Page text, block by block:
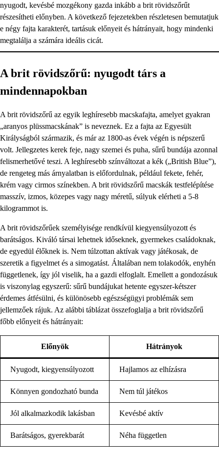
nyugodt, kevésbé mozgékony gazda inkább a brit rövidszőrűt
részesítheti előnyben. A következő fejezetekben részletesen bemutatjuk
e négy fajta karakterét, tartásuk előnyeit és hátrányait, hogy mindenki
megtalálja a számára ideális cicát.
A brit rövidszőrű: nyugodt társ a
mindennapokban
A brit rövidszőrű az egyik leghíresebb macskafajta, amelyet gyakran
„aranyos plüssmacskának” is neveznek. Ez a fajta az Egyesült
Királyságból származik, és már az 1800-as évek végén is népszerű
volt. Jellegzetes kerek feje, nagy szemei és puha, sűrű bundája azonnal
felismerhetővé teszi. A leghíresebb színváltozat a kék („British Blue”),
de rengeteg más árnyalatban is előfordulnak, például fekete, fehér,
krém vagy cirmos színekben. A brit rövidszőrű macskák testfelépítése
masszív, izmos, közepes vagy nagy méretű, súlyuk elérheti a 5-8
kilogrammot is.
A brit rövidszőrűek személyisége rendkívül kiegyensúlyozott és
barátságos. Kiváló társai lehetnek időseknek, gyermekes családoknak,
de egyedül élőknek is. Nem túlzottan aktívak vagy játékosak, de
szeretik a figyelmet és a simogatást. Általában nem tolakodók, enyhén
függetlenek, így jól viselik, ha a gazdi elfoglalt. Emellett a gondozásuk
is viszonylag egyszerű: sűrű bundájukat hetente egyszer-kétszer
érdemes átfésülni, és különösebb egészségügyi problémák sem
jellemzőek rájuk. Az alábbi táblázat összefoglalja a brit rövidszőrű
főbb előnyeit és hátrányait:
Előnyök Hátrányok
Nyugodt, kiegyensúlyozott Hajlamos az elhízásra
Könnyen gondozható bunda Nem túl játékos
Jól alkalmazkodik lakásban Kevésbé aktív
Barátságos, gyerekbarát Néha független